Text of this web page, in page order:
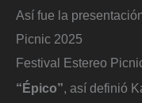
Así fue la
Picnic 2025
Festival Estereo
“Épico”, así definió